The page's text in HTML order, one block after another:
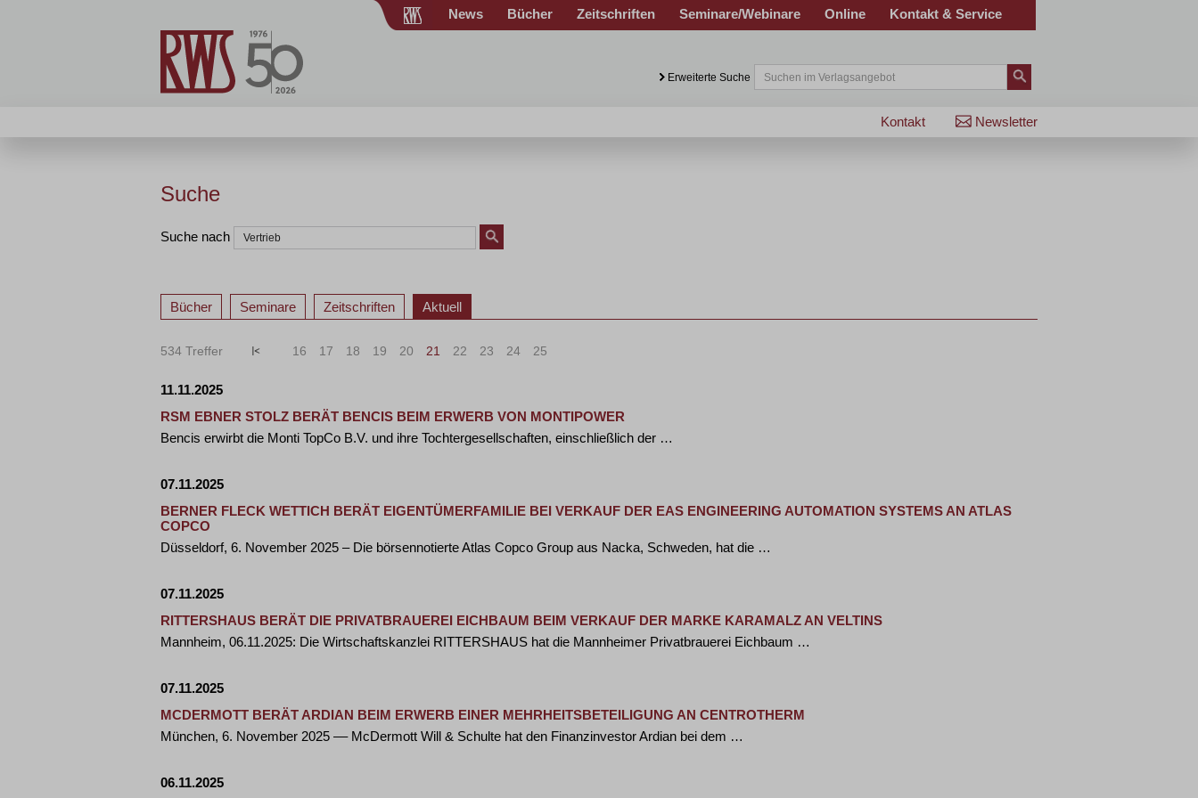
News Bücher Zeitschriften Seminare/Webinare Online Kontakt & Service
Erweiterte Suche
Newsletter
Kontakt
Suche
Suche nach
Bücher Seminare Zeitschriften Aktuell
534 Treffer « 16 17 18 19 20 21 22 23 24 25
11.11.2025
RSM EBNER STOLZ BERÄT BENCIS BEIM ERWERB VON MONTIPOWER
Bencis erwirbt die Monti TopCo B.V. und ihre Tochtergesellschaften, einschließlich der …
07.11.2025
BERNER FLECK WETTICH BERÄT EIGENTÜMERFAMILIE BEI VERKAUF DER EAS ENGINEERING AUTOMATION SYSTEMS AN ATLAS
COPCO
Düsseldorf, 6. November 2025 – Die börsennotierte Atlas Copco Group aus Nacka, Schweden, hat die …
07.11.2025
RITTERSHAUS BERÄT DIE PRIVATBRAUEREI EICHBAUM BEIM VERKAUF DER MARKE KARAMALZ AN VELTINS
Mannheim, 06.11.2025: Die Wirtschaftskanzlei RITTERSHAUS hat die Mannheimer Privatbrauerei Eichbaum …
07.11.2025
MCDERMOTT BERÄT ARDIAN BEIM ERWERB EINER MEHRHEITSBETEILIGUNG AN CENTROTHERM
München, 6. November 2025 –– McDermott Will & Schulte hat den Finanzinvestor Ardian bei dem …
06.11.2025